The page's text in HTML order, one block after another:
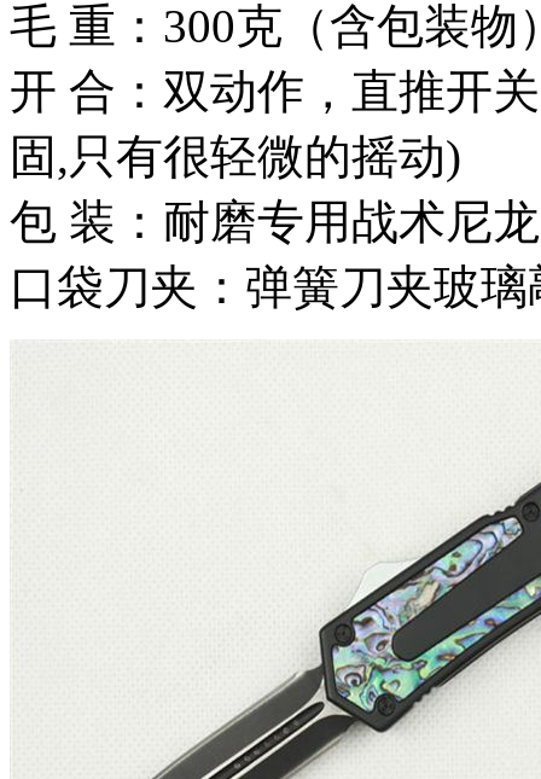
毛 重：300克（含包装物
开 合：双动作，直推开
固,只有很轻微的摇动)
包 装：耐磨专用战术尼
口袋刀夹：弹簧刀夹玻